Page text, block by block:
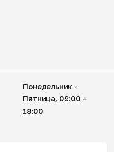
Понедельник -
Пятница, 09:00 -
18:00